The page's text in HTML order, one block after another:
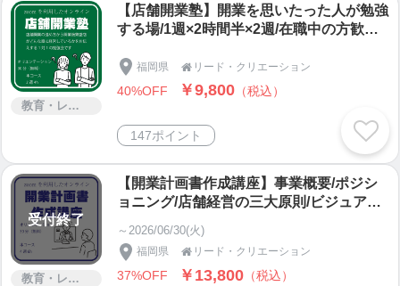
教育・レッスン・講習
【店舗開業塾】開業を思いたった人が勉強
する場/1週×2時間半×2週/在職中の方歓迎/
大原則/開業前にするべきこと/繁盛店がや
っていること/様々な集客方法（アナロ
最終的には○○○
福岡県  リード・クリエーション
40%OFF ￥9,800 （税込）
147ポイント
受付終了
教育・レッスン・講習
【開業計画書作成講座】事業概要/ポジシ
ョニング/店舗経営の三大原則/ビジュアリ
ゼーション/開業にかかる費用/売上計画|支
出計画/月次損益計算書/年間収支計画書/融
資添付資料としてそのまま添付可
～2026/06/30(火)
福岡県  リード・クリエーション
37%OFF ￥13,800 （税込）